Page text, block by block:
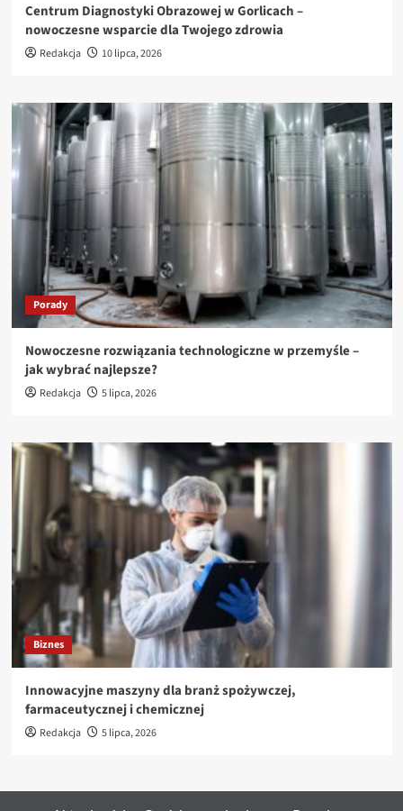
Centrum Diagnostyki Obrazowej w Gorlicach –
nowoczesne wsparcie dla Twojego zdrowia
Redakcja 10 lipca, 2026
Porady
Nowoczesne rozwiązania technologiczne w przemyśle –
jak wybrać najlepsze?
Redakcja 5 lipca, 2026
Biznes
Innowacyjne maszyny dla branż spożywczej,
farmaceutycznej i chemicznej
Redakcja 5 lipca, 2026